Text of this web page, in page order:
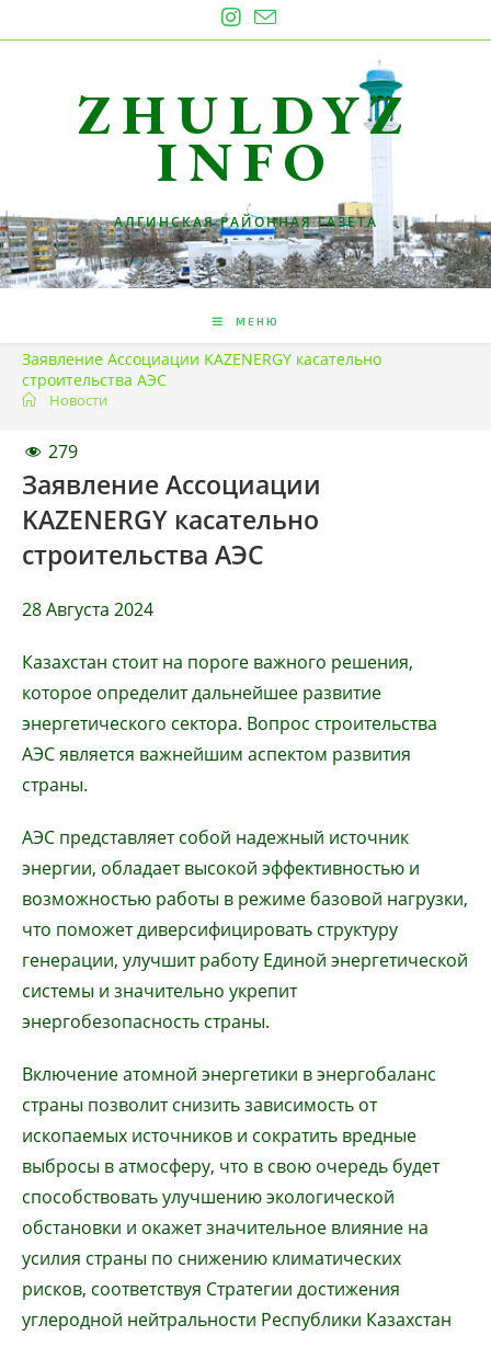
к
ZHULDYZ
INFO
АЛГИНСКАЯ РАЙОННАЯ ГАЗЕТА
МЕНЮ
Заявление Ассоциации KAZENERGY касательно
строительства АЭС
Новости
279
Заявление Ассоциации
KAZENERGY касательно
строительства АЭС
28 Августа 2024
Казахстан стоит на пороге важного решения,
которое определит дальнейшее развитие
энергетического сектора. Вопрос строительства
АЭС является важнейшим аспектом развития
страны.
АЭС представляет собой надежный источник
энергии, обладает высокой эффективностью и
возможностью работы в режиме базовой нагрузки,
что поможет диверсифицировать структуру
генерации, улучшит работу Единой энергетической
системы и значительно укрепит
энергобезопасность страны.
Включение атомной энергетики в энергобаланс
страны позволит снизить зависимость от
ископаемых источников и сократить вредные
выбросы в атмосферу, что в свою очередь будет
способствовать улучшению экологической
обстановки и окажет значительное влияние на
усилия страны по снижению климатических
рисков, соответствуя Стратегии достижения
углеродной нейтральности Республики Казахстан